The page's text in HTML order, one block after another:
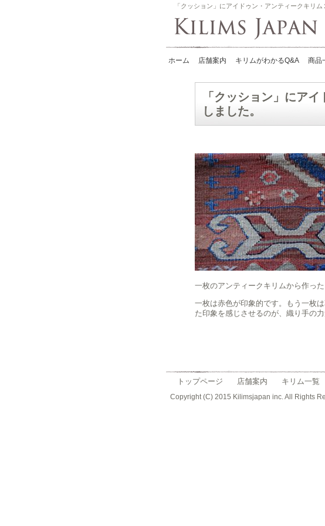
「クッション」にアイドゥン・アンティークキリム
ホーム 店舗案内 キリムがわかるQ&A 商品
「クッション」にア
しました。
一枚のアンティークキリムから作った
一枚は赤色が印象的です。もう一枚
た印象を感じさせるのが、織り手の力
トップページ 店舗案内 キリム一覧
Copyright (C) 2015 Kilimsjapan inc. All Rights